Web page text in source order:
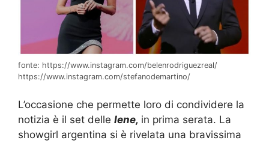
fonte: https://www.instagram.com/belenrodriguezreal/
https://www.instagram.com/stefanodemartino/
L’occasione che permette loro di condividere la
notizia è il set delle Iene, in prima serata. La
showgirl argentina si è rivelata una bravissima